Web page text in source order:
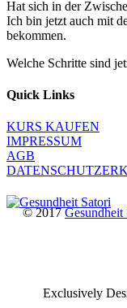
Hat sich in der
Ich bin jetzt auch mit
bekommen.
Welche Schritte sind
Quick Links
KURS KAUFEN
IMPRESSUM
AGB
© 2017Gesundheit
Exclusively